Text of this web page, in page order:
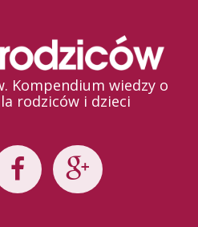
Kompendium wiedzy o
rodziców i dzieci